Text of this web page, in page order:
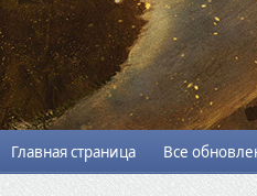
Главная страница Все